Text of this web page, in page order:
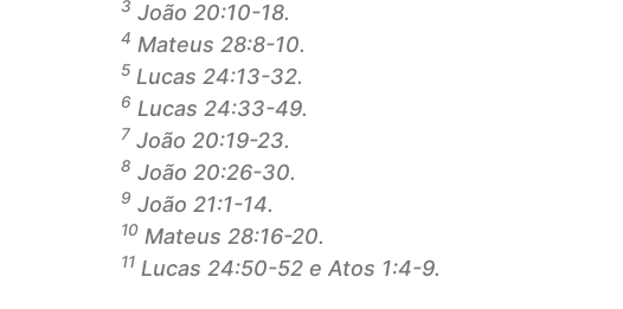
3 João 20:10-18.
4 Mateus 28:8-10.
5 Lucas 24:13-32.
6 Lucas 24:33-49.
7 João 20:19-23.
8 João 20:26-30.
9 João 21:1-14.
10 Mateus 28:16-20.
11 Lucas 24:50-52 e Atos 1:4-9.